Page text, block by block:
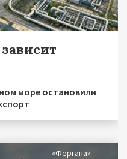
море остановили
«Фергана»